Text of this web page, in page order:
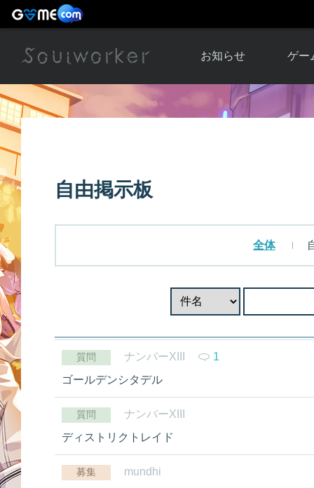
お知らせ
お知らせ一覧
ゲー
ソウ
アップ
自由掲示板
全体
質問 ナンバーXIII
1
ゴールデンシタデル
質問
ナンバーXIII
ディストリクトレイド
募集
mundhi